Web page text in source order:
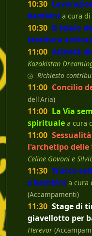
10:30
bambini a cura di
10:30 Il telaio
tessitura antica)
11:00 Attività
Kazakistan
Richiesto
11:00 Concilio
dell'Aria)
11:00 La Via
spirituale a cura
11:00
l'archetipo
Celine Govoni e
11:30 Trucco
e bambini a cura
(Accampamenti)
11:30 Stage di
giavellotto per
Herevor